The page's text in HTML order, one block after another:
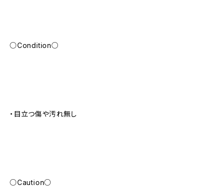
○Condition○
・目立つ傷や汚れ無し
○Caution○